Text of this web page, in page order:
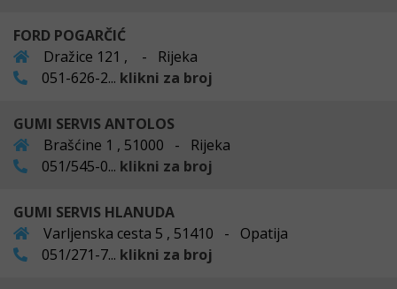
FORD POGARČIĆ
Dražice 121 , - Rijeka
051-626-2... klikni za broj
GUMI SERVIS ANTOLOS
Brašćine 1 , 51000 - Rijeka
051/545-0... klikni za broj
GUMI SERVIS HLANUDA
Varljenska cesta 5 , 51410 - Opatija
051/271-7... klikni za broj